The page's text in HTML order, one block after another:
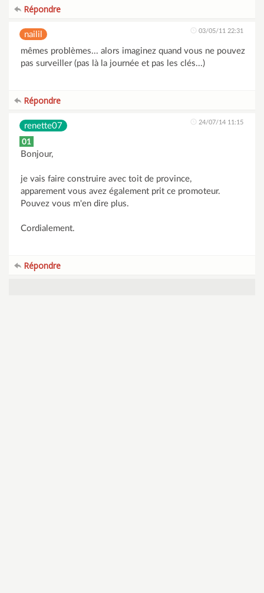
Répondre
nailil 03/05/11 22:31
mêmes problèmes... alors imaginez quand vous ne pouvez
pas surveiller (pas là la journée et pas les clés...)
Répondre
renette07 24/07/14 11:15
01
Bonjour,
je vais faire construire avec toit de province,
apparement vous avez également prit ce promoteur.
Pouvez vous m'en dire plus.
Cordialement.
Répondre